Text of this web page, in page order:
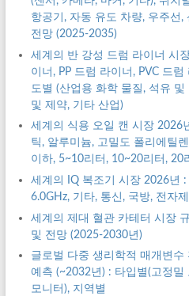
항공기, 자동 유도 차량, 우주선,
전망 (2025-2035)
세계의 반 강성 드럼 라이너 시
이너, PP 드럼 라이너, PVC 드
도별 (산업용 화학 물질, 석유
및 제약, 기타 산업)
세계의 식용 오일 캔 시장 2026
틱, 알루미늄, 고밀도 폴리에틸
이하, 5~10리터, 10~20리터, 20
세계의 IQ 복조기 시장 2026년 :
6.0GHz, 기타, 통신, 국방, 전자
세계의 제대 혈관 카테터 시장
및 전망 (2025-2030년)
글로벌 다중 생리학적 매개변
예측 (~2032년) : 타입별(고정밀
모니터), 지역별